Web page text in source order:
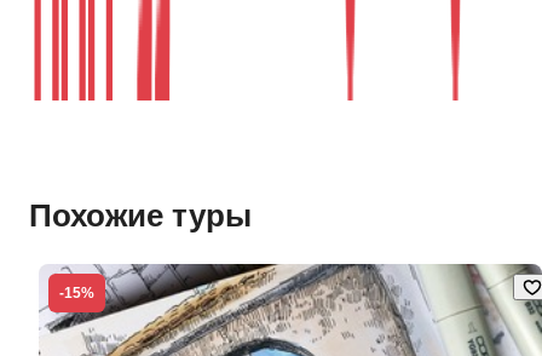
Похожие туры
-15%